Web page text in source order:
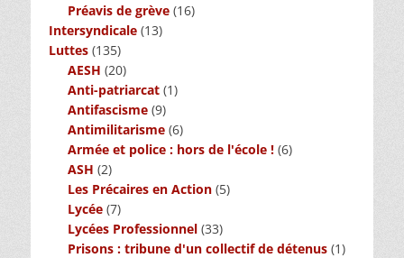
Préavis de grève (16)
Intersyndicale (13)
Luttes (135)
AESH (20)
Anti-patriarcat (1)
Antifascisme (9)
Antimilitarisme (6)
Armée et police : hors de l'école ! (6)
ASH (2)
Les Précaires en Action (5)
Lycée (7)
Lycées Professionnel (33)
Prisons : tribune d'un collectif de détenus (1)